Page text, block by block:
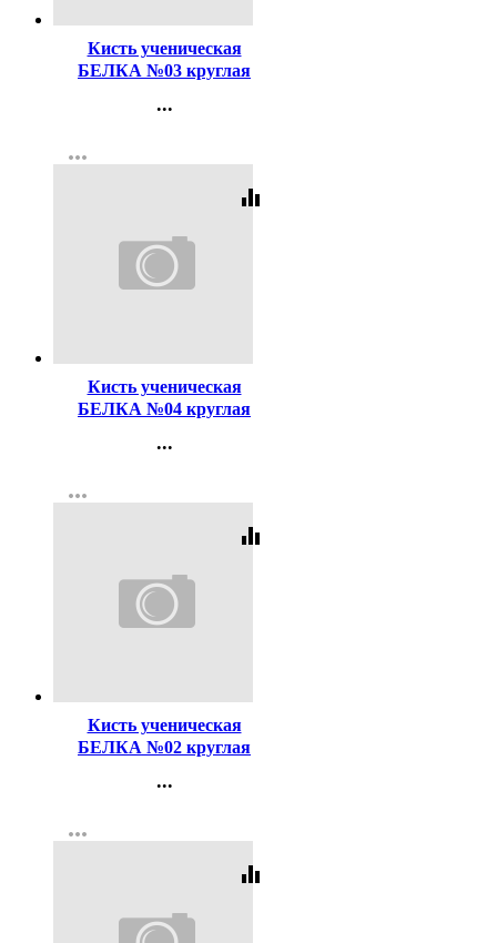
Кисть ученическая
БЕЛКА №03 круглая
...
Регистрация
more_horiz
equalizer
Кисть ученическая
БЕЛКА №04 круглая
...
Регистрация
more_horiz
equalizer
Кисть ученическая
БЕЛКА №02 круглая
...
Регистрация
more_horiz
equalizer